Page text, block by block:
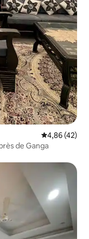
Évaluation
4,86 (42)
de Ganga